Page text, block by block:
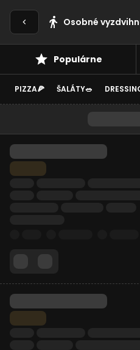
Osobné
Populárne
PIZZA🍕 ŠALÁTY🥗